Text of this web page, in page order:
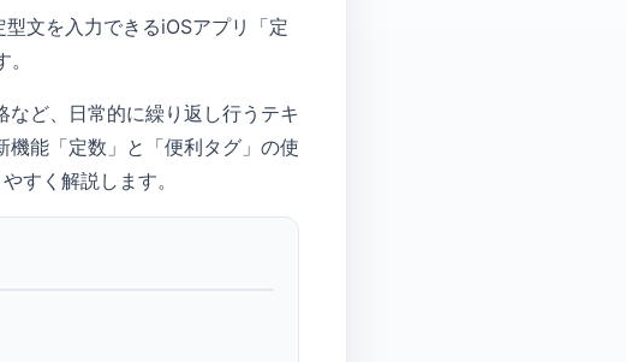
文を入力できるiOSアプリ「定
ど、日常的に繰り返し行うテキ
能「定数」と「便利タグ」の使
すく解説します。